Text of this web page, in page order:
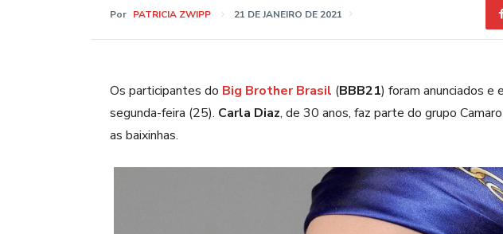
Por PATRICIA ZWIPP 21 DE JANEIRO DE 2021
Os participantes do Big Brother Brasil (BBB21) foram anunciados e
segunda-feira (25). Carla Diaz, de 30 anos, faz parte do grupo
as baixinhas.